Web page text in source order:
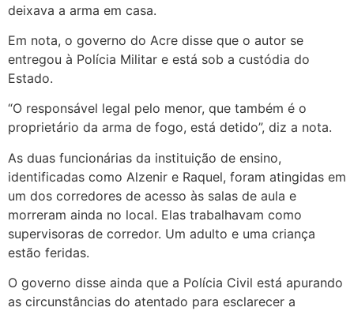
deixava a arma em casa.
Em nota, o governo do Acre disse que o autor se
entregou à Polícia Militar e está sob a custódia do
Estado.
“O responsável legal pelo menor, que também é o
proprietário da arma de fogo, está detido”, diz a nota.
As duas funcionárias da instituição de ensino,
identificadas como Alzenir e Raquel, foram atingidas em
um dos corredores de acesso às salas de aula e
morreram ainda no local. Elas trabalhavam como
supervisoras de corredor. Um adulto e uma criança
estão feridas.
O governo disse ainda que a Polícia Civil está apurando
as circunstâncias do atentado para esclarecer a